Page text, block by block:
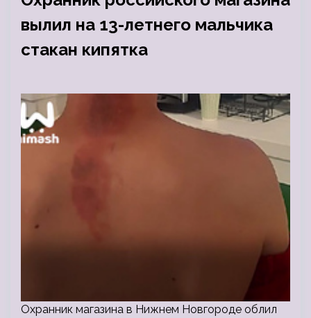
вылил на 13-летнего мальчика
стакан кипятка
Охранник магазина в Нижнем Новгороде облил